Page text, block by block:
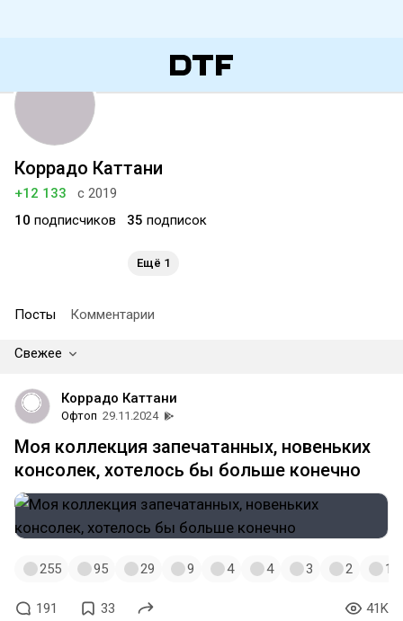
Коррадо Каттани
+12 133
с 2019
10 подписчиков 35 подписок
Ещё 1
Посты Комментарии
Свежее
Коррадо Каттани
Офтоп 29.11.2024
Моя коллекция запечатанных, новеньких
консолек, хотелось бы больше конечно
255 95 29 9 4 4 3 2 1
191 33 41K